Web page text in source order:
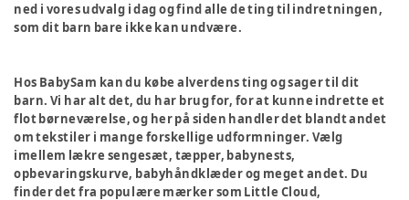
ned i vores udvalg i dag og find alle de ting til indretningen,
som dit barn bare ikke kan undvære.
Hos BabySam kan du købe alverdens ting og sager til dit
barn. Vi har alt det, du har brug for, for at kunne indrette et
flot børneværelse, og her på siden handler det blandt andet
om tekstiler i mange forskellige udformninger. Vælg
imellem lækre sengesæt, tæpper, babynests,
opbevaringskurve, babyhåndklæder og meget andet. Du
finder det fra populære mærker som Little Cloud,